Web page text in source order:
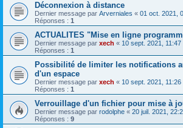
Déconnexion à distance
Dernier message par Arverniales « 01 oct. 2021,
Réponses : 1
ACTUALITES "Mise en ligne
Dernier message par xech « 10 sept. 2021, 11:47
Réponses : 1
Possibilité de limiter les notifications
d'un espace
Dernier message par xech « 10 sept. 2021, 11:26
Réponses : 1
Verrouillage d'un fichier pour mise à
Dernier message par rodolphe « 20 juil. 2021,
Réponses : 9